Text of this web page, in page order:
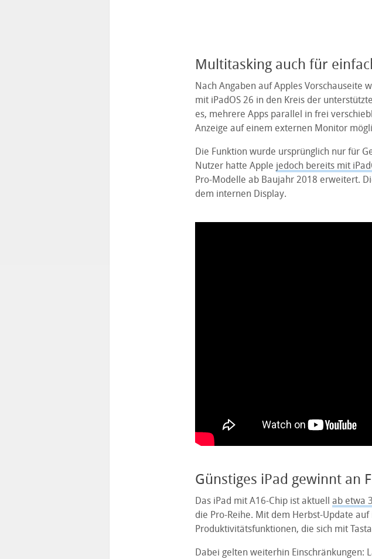
Multitasking auch für
Nach Angaben auf Apples Vorschauseite
mit iPadOS 26 in den Kreis der
es, mehrere Apps parallel in frei
Anzeige auf einem externen Monitor
Die Funktion wurde ursprünglich nur für
Nutzer hatte Apple jedoch bereits mit
Pro-Modelle ab Baujahr 2018 erweitert.
dem internen Display.
Günstiges iPad gewinnt an
Das iPad mit A16-Chip ist aktuell ab etwa
die Pro-Reihe. Mit dem Herbst-Update
Produktivitätsfunktionen, die sich mit
Dabei gelten weiterhin Einschränkungen: